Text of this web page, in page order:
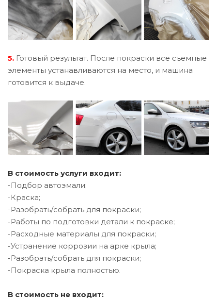
5. Готовый результат. После покраски все съемные
элементы устанавливаются на место, и машина
готовится к выдаче.
В стоимость услуги входит:
-Подбор автоэмали;
-Краска;
-Разобрать/собрать для покраски;
-Работы по подготовки детали к покраске;
-Расходные материалы для покраски;
-Устранение коррозии на арке крыла;
-Разобрать/собрать для покраски;
-Покраска крыла полностью.
В стоимость не входит: